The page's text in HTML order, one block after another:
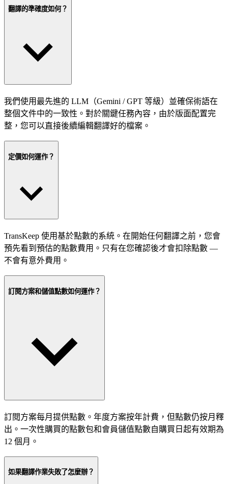
翻譯的準確度如何？
我們使用最先進的 LLM（Gemini / GPT 等級）並確保術語在
整個文件中的一致性。對於關鍵任務內容，由於版面配置完
整，您可以直接後續編輯翻譯好的檔案。
定價如何運作？
TransKeep 使用基於點數的系統。在開始任何翻譯之前，您會
預先看到預估的點數費用。只有在您確認後才會扣除點數 —
不會有意外費用。
訂閱方案和儲值點數如何運作？
訂閱方案每月提供點數。年度方案按年計費，但點數仍按月釋
出。一次性購買的點數包和會員儲值點數自購買日起有效期為
12 個月。
如果翻譯作業失敗了怎麼辦？